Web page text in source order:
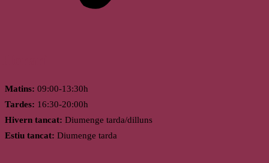
Matins: 09:00-13:30h
Tardes: 16:30-20:00h
Hivern tancat: Diumenge tarda/dilluns
Estiu tancat: Diumenge tarda